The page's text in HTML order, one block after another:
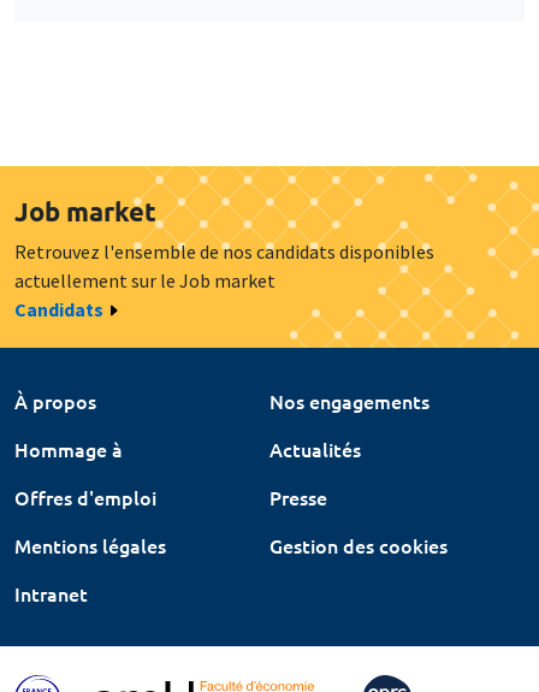
Job market
Retrouvez l'ensemble de nos candidats disponibles
actuellement sur le Job market
Candidats
À propos
Nos engagements
Hommage à
Actualités
Offres d'emploi
Presse
Mentions légales
Gestion des cookies
Intranet